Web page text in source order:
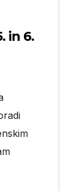
in 6.